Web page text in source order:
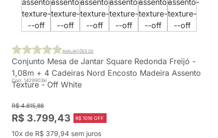
Conjunto Mesa de Jantar Square Redonda Freijó -
1,08m + 4 Cadeiras Nord Encosto Madeira Assento
Texture - Off White
Cod. 1429903ki
AVALIAÇÕES (0)
R$ 4.815,88
R$ 3.799,43 R$ 1016 OFF
10x de R$ 379,94 sem juros